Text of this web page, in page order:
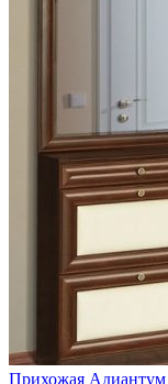
Прихожая Адиантум